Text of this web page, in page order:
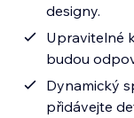
designy.
Upravitelné
budou
Dynamický
přidávejte